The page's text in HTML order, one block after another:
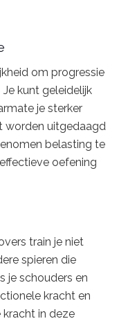
om progressie
kunt geleidelijk
je sterker
worden uitgedaagd
belasting te
oefening
train je niet
spieren die
je schouders en
kracht en
in deze